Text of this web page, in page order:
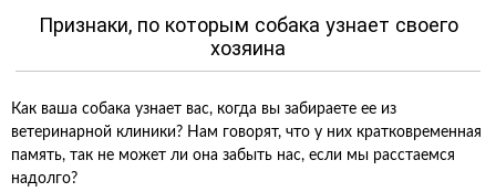
Признаки, по которым собака узнает своего
хозяина
Как ваша собака узнает вас, когда вы забираете ее из
ветеринарной клиники? Нам говорят, что у них кратковременная
память, так не может ли она забыть нас, если мы расстаемся
надолго?